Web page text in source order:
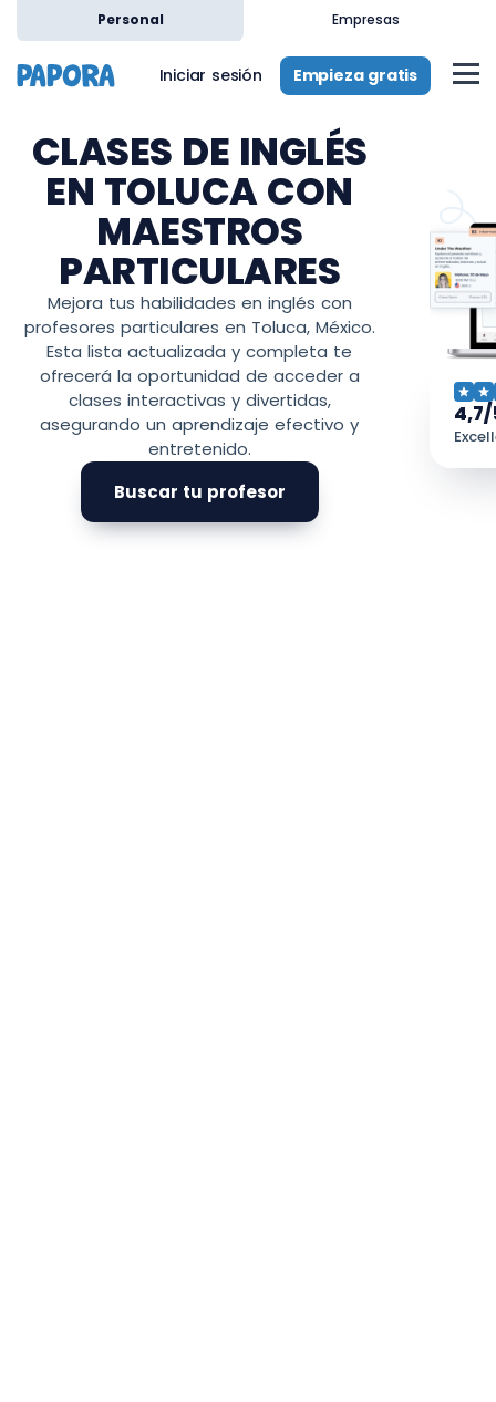
Personal Empresas
Iniciar sesión Empieza gratis
CLASES DE INGLÉS
EN TOLUCA CON
MAESTROS
PARTICULARES
Mejora tus habilidades en inglés con
profesores particulares en Toluca, México.
Esta lista actualizada y completa te
ofrecerá la oportunidad de acceder a
clases interactivas y divertidas,
asegurando un aprendizaje efectivo y
entretenido.
Buscar tu profesor